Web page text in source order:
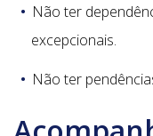
Não ter
excepcionais.
Não ter